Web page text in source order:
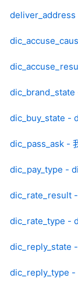
deliver_address
dic_brand_state
dic_buy_state -
dic_pass_ask -
dic_pay_type -
dic_rate_result -
dic_rate_type -
dic_reply_state
dic_reply_type -